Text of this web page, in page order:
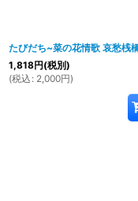
たびだち~菜の花情歌 哀愁桟
1,818円(税別)
(税込 : 2,000円)